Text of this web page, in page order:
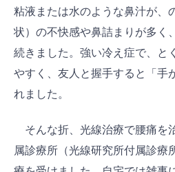
粘液または水のような鼻汁が、
状）の不快感や鼻詰まりが多く
続きました。強い冷え症で、と
やすく、友人と握手すると「手
れました。
そんな折、光線治療で腰痛を
属診療所（光線研究所付属診療